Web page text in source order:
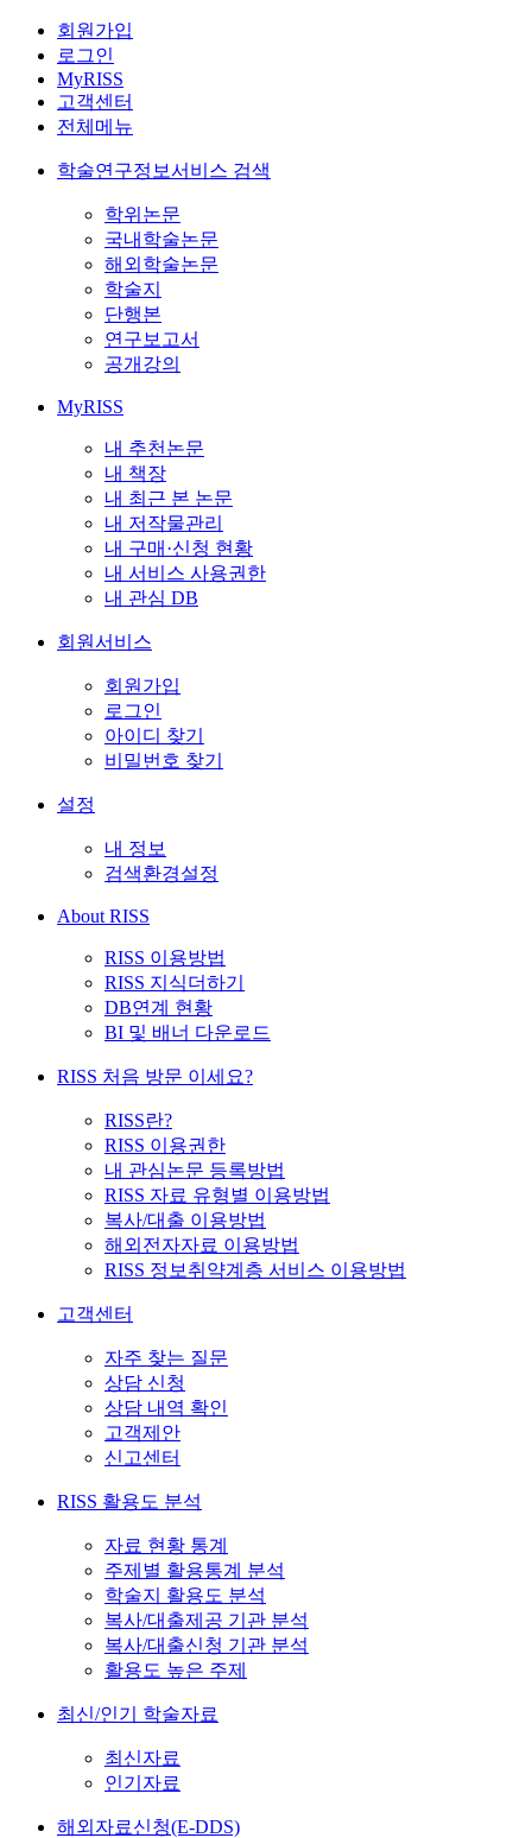
회원가입
로그인
MyRISS
고객센터
전체메뉴
학술연구정보서비스 검색
학위논문
국내학술논문
해외학술논문
학술지
단행본
연구보고서
공개강의
MyRISS
내 추천논문
내 책장
내 최근 본 논문
내 저작물관리
내 구매·신청 현황
내 서비스 사용권한
내 관심 DB
회원서비스
회원가입
로그인
아이디 찾기
비밀번호 찾기
설정
내 정보
검색환경설정
About RISS
RISS 이용방법
RISS 지식더하기
DB연계 현황
BI 및 배너 다운로드
RISS 처음 방문 이세요?
RISS란?
RISS 이용권한
내 관심논문 등록방법
RISS 자료 유형별 이용방법
복사/대출 이용방법
해외전자자료 이용방법
RISS 정보취약계층 서비스 이용방법
고객센터
자주 찾는 질문
상담 신청
상담 내역 확인
고객제안
신고센터
RISS 활용도 분석
자료 현황 통계
주제별 활용통계 분석
학술지 활용도 분석
복사/대출제공 기관 분석
복사/대출신청 기관 분석
활용도 높은 주제
최신/인기 학술자료
최신자료
인기자료
해외자료신청(E-DDS)